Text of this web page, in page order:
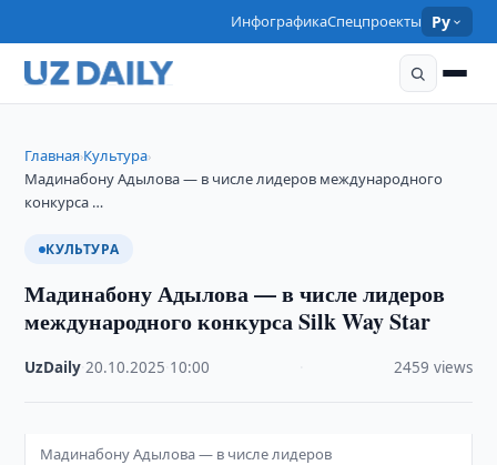
ИнфографикаСпецпроекты Ру
Главная›Культура›
Мадинабону Адылова — в числе лидеров международного
конкурса …
КУЛЬТУРА
Мадинабону Адылова — в числе лидеров
международного конкурса Silk Way Star
UzDaily ·20.10.2025 10:00 2459 views
Мадинабону Адылова — в числе лидеров